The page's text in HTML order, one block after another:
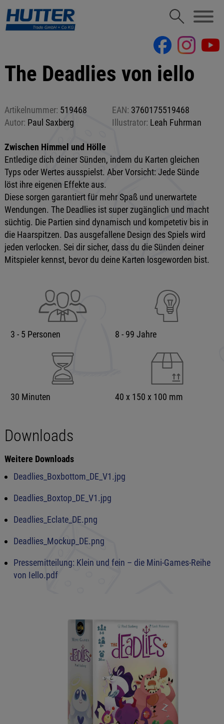
The Deadlies von iello
Artikelnummer: 519468 EAN: 3760175519468
Autor: Paul Saxberg Illustrator: Leah Fuhrman
Zwischen Himmel und Hölle
Entledige dich deiner Sünden, indem du Karten gleichen
Typs oder Wertes ausspielst. Aber Vorsicht: Jede Sünde
löst ihre eigenen Effekte aus.
Diese sorgen garantiert für mehr Spaß und unerwartete
Wendungen. The Deadlies ist super zugänglich und macht
süchtig. Die Partien sind dynamisch und kompetetiv bis in
die Haarspitzen. Das ausgefallene Design des Spiels wird
jeden verlocken. Sei dir sicher, dass du die Sünden deiner
Mitspieler kennst, bevor du deine Karten losgeworden bist.
3 - 5 Personen 8 - 99 Jahre
30 Minuten 40 x 150 x 100 mm
Downloads
Weitere Downloads
Deadlies_Boxbottom_DE_V1.jpg
Deadlies_Boxtop_DE_V1.jpg
Deadlies_Eclate_DE.png
Deadlies_Mockup_DE.png
Pressemitteilung: Klein und fein – die Mini-Games-Reihe
von Iello.pdf